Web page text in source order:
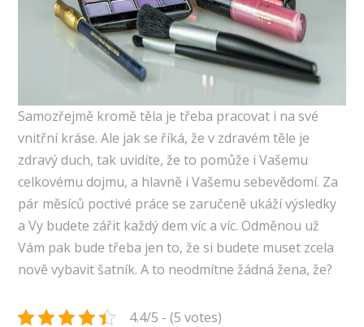
Samozřejmě kromě těla je třeba pracovat i na své
vnitřní kráse. Ale jak se říká, že v zdravém těle je
zdravý duch, tak uvidíte, že to pomůže i Vašemu
celkovému dojmu, a hlavně i Vašemu sebevědomí. Za
pár měsíců poctivé práce se zaručeně ukáží výsledky
a Vy budete zářit každý dem víc a víc. Odměnou už
Vám pak bude třeba jen to, že si budete muset zcela
nově vybavit šatník. A to neodmítne žádná žena, že?
4.4/5 - (5 votes)